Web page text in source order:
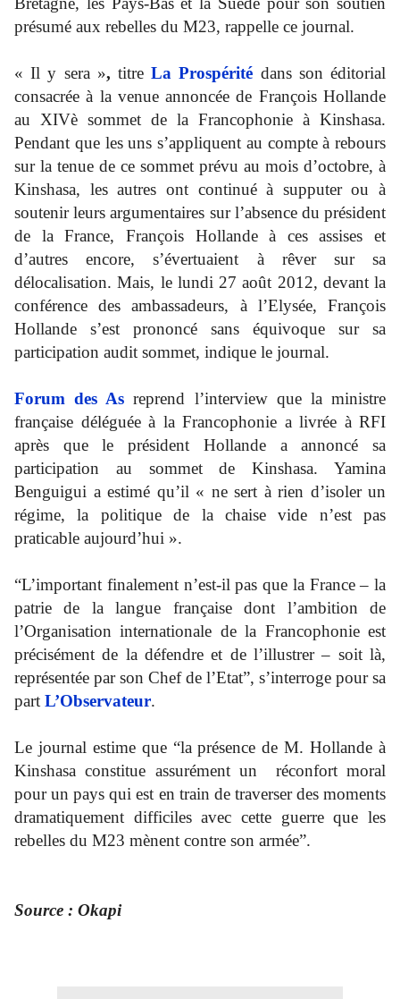
présumé aux rebelles du M23, rappelle ce journal.
« Il y sera », titre La Prospérité dans son éditorial
consacrée à la venue annoncée de François Hollande
au XIVè sommet de la Francophonie à Kinshasa.
Pendant que les uns s’appliquent au compte à rebours
sur la tenue de ce sommet prévu au mois d’octobre, à
Kinshasa, les autres ont continué à supputer ou à
soutenir leurs argumentaires sur l’absence du président
de la France, François Hollande à ces assises et
d’autres encore, s’évertuaient à rêver sur sa
délocalisation. Mais, le lundi 27 août 2012, devant la
conférence des ambassadeurs, à l’Elysée, François
Hollande s’est prononcé sans équivoque sur sa
participation audit sommet, indique le journal.
Forum des As reprend l’interview que la ministre
française déléguée à la Francophonie a livrée à RFI
après que le président Hollande a annoncé sa
participation au sommet de Kinshasa. Yamina
Benguigui a estimé qu’il « ne sert à rien d’isoler un
régime, la politique de la chaise vide n’est pas
praticable aujourd’hui ».
“L’important finalement n’est-il pas que la France – la
patrie de la langue française dont l’ambition de
l’Organisation internationale de la Francophonie est
précisément de la défendre et de l’illustrer – soit là,
représentée par son Chef de l’Etat”, s’interroge pour sa
part L’Observateur.
Le journal estime que “la présence de M. Hollande à
Kinshasa constitue assurément un réconfort moral
pour un pays qui est en train de traverser des moments
dramatiquement difficiles avec cette guerre que les
rebelles du M23 mènent contre son armée”.
Source : Okapi